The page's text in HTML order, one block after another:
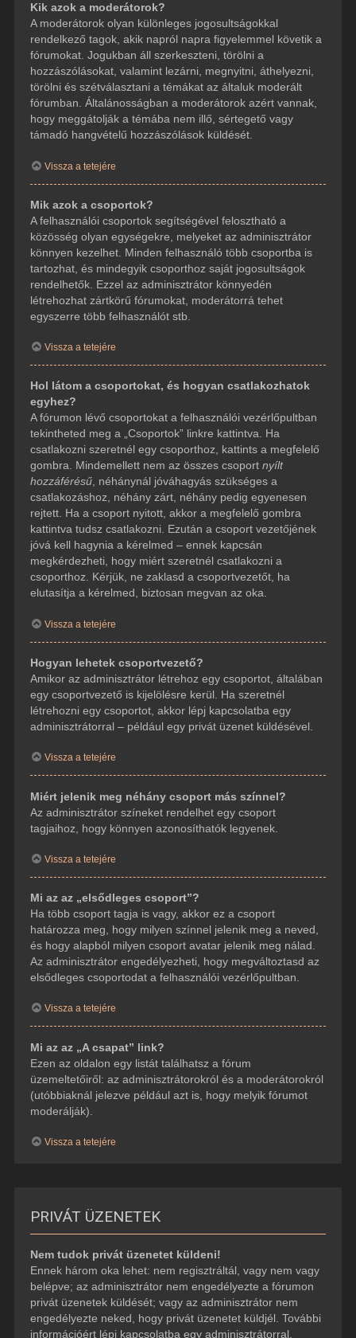
Kik azok a moderátorok?
A moderátorok olyan különleges jogosultságokkal
rendelkező tagok, akik napról napra figyelemmel követik a
fórumokat. Jogukban áll szerkeszteni, törölni a
hozzászólásokat, valamint lezárni, megnyitni, áthelyezni,
törölni és szétválasztani a témákat az általuk moderált
fórumban. Általánosságban a moderátorok azért vannak,
hogy meggátolják a témába nem illő, sértegető vagy
támadó hangvételű hozzászólások küldését.
Vissza a tetejére
Mik azok a csoportok?
A felhasználói csoportok segítségével felosztható a
közösség olyan egységekre, melyeket az adminisztrátor
könnyen kezelhet. Minden felhasználó több csoportba is
tartozhat, és mindegyik csoporthoz saját jogosultságok
rendelhetők. Ezzel az adminisztrátor könnyedén
létrehozhat zártkörű fórumokat, moderátorrá tehet
egyszerre több felhasználót stb.
Vissza a tetejére
Hol látom a csoportokat, és hogyan csatlakozhatok
egyhez?
A fórumon lévő csoportokat a felhasználói vezérlőpultban
tekintheted meg a „Csoportok” linkre kattintva. Ha
csatlakozni szeretnél egy csoporthoz, kattints a megfelelő
gombra. Mindemellett nem az összes csoport nyílt
hozzáférésű, néhánynál jóváhagyás szükséges a
csatlakozáshoz, néhány zárt, néhány pedig egyenesen
rejtett. Ha a csoport nyitott, akkor a megfelelő gombra
kattintva tudsz csatlakozni. Ezután a csoport vezetőjének
jóvá kell hagynia a kérelmed – ennek kapcsán
megkérdezheti, hogy miért szeretnél csatlakozni a
csoporthoz. Kérjük, ne zaklasd a csoportvezetőt, ha
elutasítja a kérelmed, biztosan megvan az oka.
Vissza a tetejére
Hogyan lehetek csoportvezető?
Amikor az adminisztrátor létrehoz egy csoportot, általában
egy csoportvezető is kijelölésre kerül. Ha szeretnél
létrehozni egy csoportot, akkor lépj kapcsolatba egy
adminisztrátorral – például egy privát üzenet küldésével.
Vissza a tetejére
Miért jelenik meg néhány csoport más színnel?
Az adminisztrátor színeket rendelhet egy csoport
tagjaihoz, hogy könnyen azonosíthatók legyenek.
Vissza a tetejére
Mi az az „elsődleges csoport”?
Ha több csoport tagja is vagy, akkor ez a csoport
határozza meg, hogy milyen színnel jelenik meg a neved,
és hogy alapból milyen csoport avatar jelenik meg nálad.
Az adminisztrátor engedélyezheti, hogy megváltoztasd az
elsődleges csoportodat a felhasználói vezérlőpultban.
Vissza a tetejére
Mi az az „A csapat” link?
Ezen az oldalon egy listát találhatsz a fórum
üzemeltetőiről: az adminisztrátorokról és a moderátorokról
(utóbbiaknál jelezve például azt is, hogy melyik fórumot
moderálják).
Vissza a tetejére
PRIVÁT ÜZENETEK
Nem tudok privát üzenetet küldeni!
Ennek három oka lehet: nem regisztráltál, vagy nem vagy
belépve; az adminisztrátor nem engedélyezte a fórumon
privát üzenetek küldését; vagy az adminisztrátor nem
engedélyezte neked, hogy privát üzenetet küldjél. További
információért lépj kapcsolatba egy adminisztrátorral.